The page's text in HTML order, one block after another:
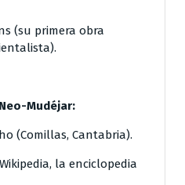
(su primera obra
Mudéjar:
(Comillas, Cantabria).